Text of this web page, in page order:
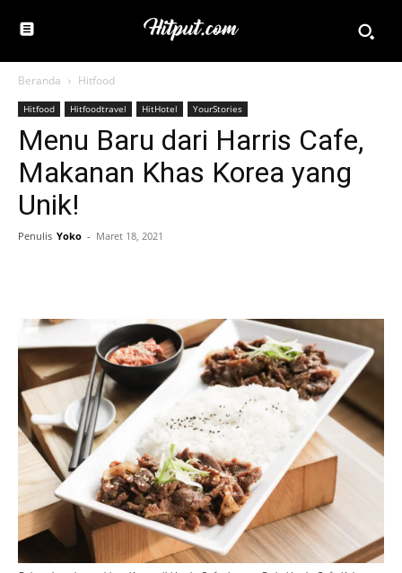
Beranda Hitfood
Hitfood Hitfoodtravel HitHotel YourStories
Menu Baru dari Harris Cafe,
Makanan Khas Korea yang
Unik!
Penulis Yoko - Maret 18, 2021